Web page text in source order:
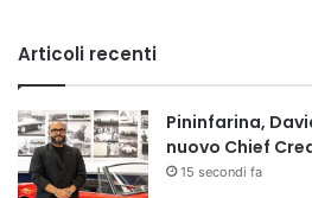
Articoli recenti
Pininfarina,
nuovo Chief
15 secondi fa